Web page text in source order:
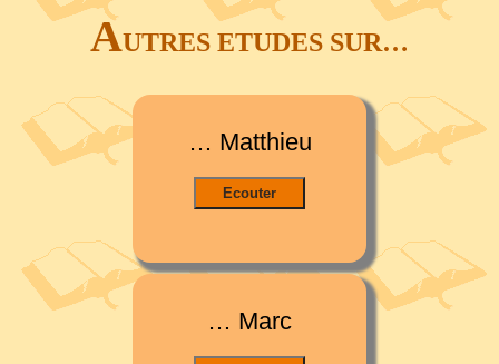
AUTRES ETUDES SUR…
… Matthieu
… Marc